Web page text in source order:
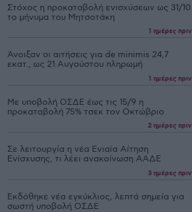
Στόχος η προκαταβολή ενισχύσεων ως 31/10
το μήνυμα του Μητσοτάκη
1 ημέρες πριν
Άνοιξαν οι αιτήσεις για de minimis 24,7
εκατ., ως 21 Αυγούστου πληρωμή
1 ημέρες πριν
Με υποβολή ΟΣΔΕ έως τις 15/9 η
προκαταβολή 75% τσεκ τον Οκτώβριο
2 ημέρες πριν
Σε λειτουργία η νέα Ενιαία Αίτηση
Ενίσχυσης, τι λέει ανακοίνωση ΑΑΔΕ
3 ημέρες πριν
Εκδόθηκε νέα εγκύκλιος, λεπτά σημεία για
σωστή υποβολή ΟΣΔΕ